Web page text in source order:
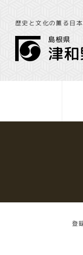
歴史と文化の薫る日
登